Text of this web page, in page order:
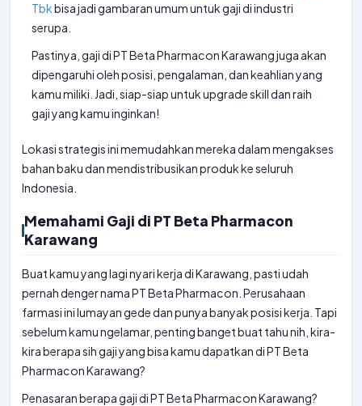
Tbkbisa jadi gambaran umum untuk gaji di industri
serupa.
Pastinya, gaji di PT Beta Pharmacon Karawang juga akan
dipengaruhi oleh posisi, pengalaman, dan keahlian yang
kamu miliki. Jadi, siap-siap untuk upgrade skill dan raih
gaji yang kamu inginkan!
Lokasi strategis ini memudahkan mereka dalam mengakses
bahan baku dan mendistribusikan produk ke seluruh
Indonesia.
Memahami Gaji di PT Beta Pharmacon
Karawang
Buat kamu yang lagi nyari kerja di Karawang, pasti udah
pernah denger nama PT Beta Pharmacon. Perusahaan
farmasi ini lumayan gede dan punya banyak posisi kerja. Tapi
sebelum kamu ngelamar, penting banget buat tahu nih, kira-
kira berapa sih gaji yang bisa kamu dapatkan di PT Beta
Pharmacon Karawang?
Penasaran berapa gaji di PT Beta Pharmacon Karawang?